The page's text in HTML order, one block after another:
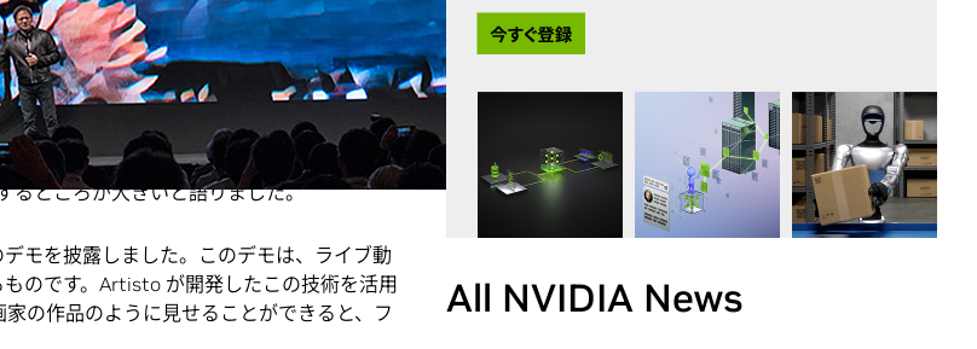
ィクス、自律走行車のテクノロジにおける
行車、ディープラーニング、スーパーコンピ
想現実 (VR)、グラフィックス仮想化といっ
ションに参加しました。
イベントの開幕にあたり、世界は AI 革命の
るところが大きいと語りました。
モを披露しました。このデモは、ライブ動
のです。Artisto が開発したこの技術を活用
の作品のように見せることができると、フ
All NVIDIA News